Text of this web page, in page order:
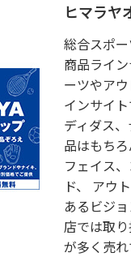
ヒマラヤ
総合スポ
商品ライ
ーツやア
インサイ
ディダス
品はもち
フェイス
ド、 アウ
あるビジ
店では取
が多く売れ